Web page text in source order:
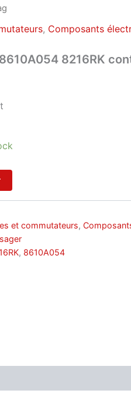
, Composants
8216RK
et commutateurs,
, 8610A054